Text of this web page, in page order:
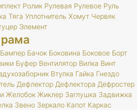
Ролик Рулевая Рулевое Руль
Тяга Уплотнитель Хомут Червяк
Элемент
Бампер Бачок Боковина Боковое Борт
Буфер Вентилятор Вилка Винт
Втулка Гайка Гнездо
Дефлектор Дефлектора Дефростер
Желобок Жиклер Заглушка Задвижка
Звено Зеркало Капот Каркас